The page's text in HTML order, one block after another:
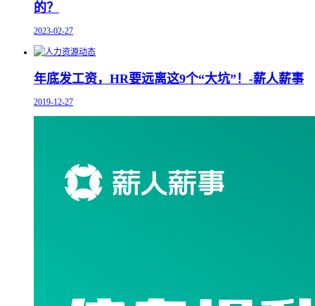
的？
2023-02-27
年底发工资，HR要远离这9个“大坑”！-薪人薪事
2019-12-27